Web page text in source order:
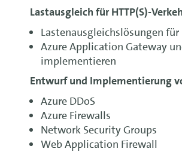
Lastausgleich für HTTP(S)-
Lastenausgleichslösungen für
Azure Application Gateway
implementieren
Entwurf und Implementierung
Azure DDoS
Azure Firewalls
Network Security Groups
Web Application Firewall